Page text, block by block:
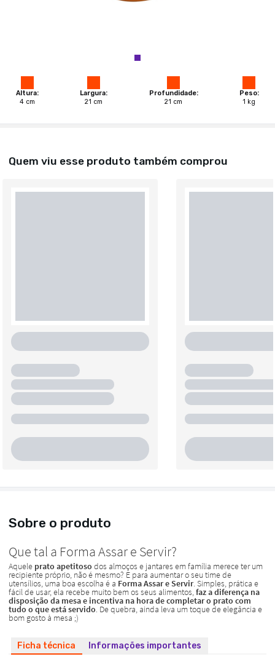
Altura:
4 cm
Largura:
21 cm
Profundidade:
21 cm
Peso:
1 kg
Quem viu esse produto também comprou
Sobre o produto
Ficha técnica Informações importantes